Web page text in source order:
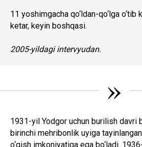
11 yoshimgacha qo‘ldan-qo‘lga
ketar, keyin boshqasi.
2005-yildagi intervyudan.
»
1931-yil Yodgor uchun burilish davri
birinchi mehribonlik uyiga
o‘qish imkoniyatiga ega bo‘ladi.